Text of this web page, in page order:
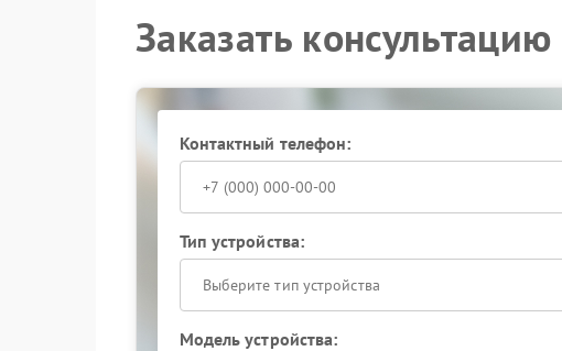
Заказать консультацию
Контактный телефон:
Тип устройства:
Выберите тип устройства
Модель устройства: